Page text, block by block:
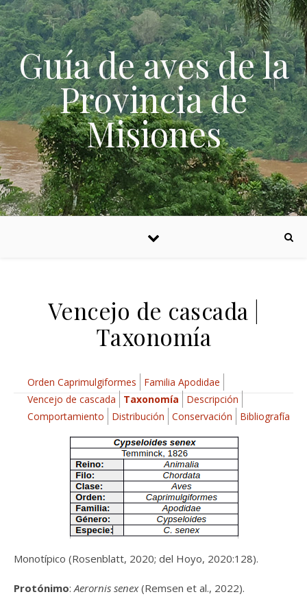
Skip to content
Guía de aves de la
Provincia de
Misiones
Vencejo de cascada |
Taxonomía
Orden Caprimulgiformes
Familia Apodidae
Vencejo de cascada
Taxonomía
Descripción
Comportamiento
Distribución Conservación Bibliografía
Monotípico (Rosenblatt, 2020; del Hoyo, 2020:128).
Protónimo:Aerornis senex(Remsen et al., 2022).